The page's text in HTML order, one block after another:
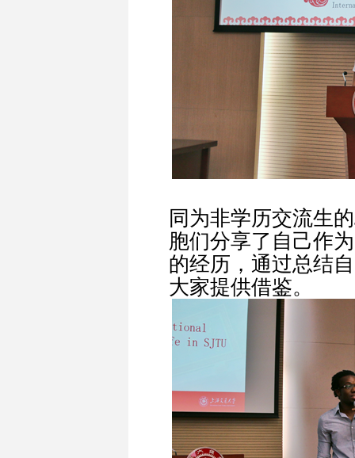
同为非学历交流生
胞们分享了自己作
的经历，通过总结
大家提供借鉴。